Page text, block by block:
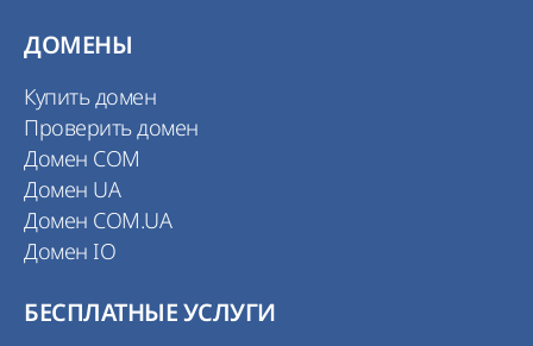
ДОМЕНЫ
Купить домен
Проверить домен
Домен COM
Домен UA
Домен COM.UA
Домен IO
БЕСПЛАТНЫЕ УСЛУГИ